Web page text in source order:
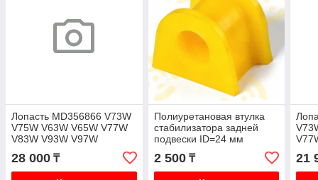
Лопасть MD356866 V73W
V75W V63W V65W V77W
V83W V93W V97W
28 000 ₸
Полиуретановая втулка
стабилизатора задней
подвески ID=24 мм
301578 T1 V63W, V65W,
V68W, V73W, V75W,
2 500₸ 21